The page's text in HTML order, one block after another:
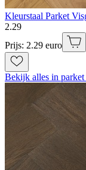
Kleurstaal Parket
2.29
Prijs: 2.29 euro
Bekijk alles in parket